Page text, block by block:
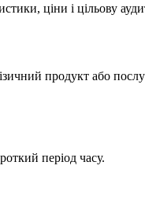
ціни і цільову
продукт або
період часу.